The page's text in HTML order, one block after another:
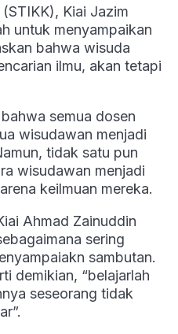
Kiai Jazim
untuk menyampaikan
bahwa wisuda
ilmu, akan tetapi
semua dosen
wisudawan menjadi
tidak satu pun
wisudawan menjadi
keilmuan mereka.
Ahmad Zainuddin
sering
sambutan.
demikian, “belajarlah
seseorang tidak